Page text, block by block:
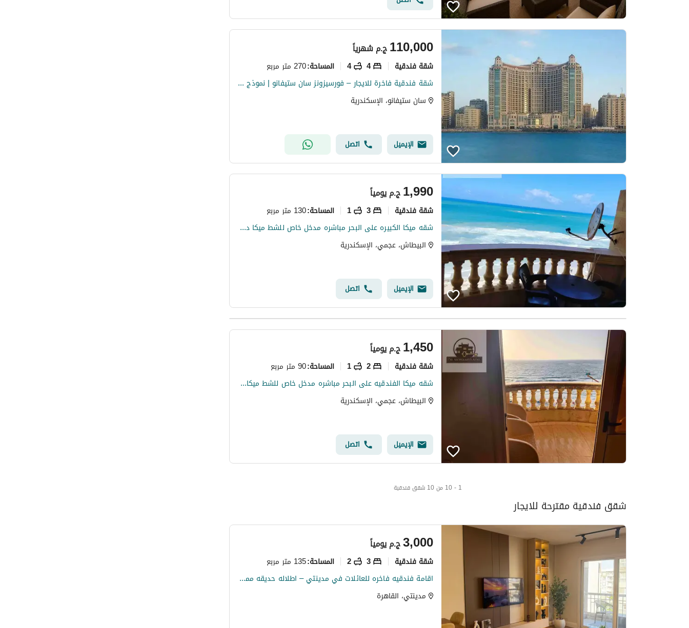
ج.م110,000 شهرياً
شقة فندقية 4
4 المساحة:270 متر مربع
شقة فندقية فاخرة للايجار – فورسيزونز سان ستيفانو | نموذج Wشقة مميزة داخل أبراج Four Seasons – San Stefanoبمساحة 270 م² – تشطيب فندقي كامل و
سان ستيفانو، الإسكندرية
الإيميل اتصل
ج.م1,990 يومياً
شقة فندقية 3
1 المساحة:130 متر مربع
شقه ميكا الكبيره على البحر مباشره مدخل خاص للشط ميكا درويش شهر العسل البيطاش العجمي الإسكندرية
البيطاش، عجمي، الإسكندرية
الإيميل اتصل
ج.م1,450 يومياً
شقة فندقية 2
1 المساحة:90 متر مربع
شقه ميكا الفندقيه على البحر مباشره مدخل خاص للشط ميكا درويش شهر العسل البيطاش العجمي الإسكندرية
البيطاش، عجمي، الإسكندرية
الإيميل اتصل
1 - 10 من 10 شقق فندقية
شقق فندقية مقترحة للايجار
ج.م3,000 يومياً
شقة فندقية 3
2 المساحة:135 متر مربع
اقامة فندقيه فاخره للعائلات في مدينتي – اطلاله حديقه مميزه
مدينتي، القاهرة